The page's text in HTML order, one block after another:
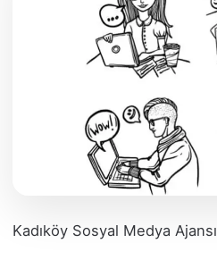
Kadıköy Sosyal Medya Ajansı